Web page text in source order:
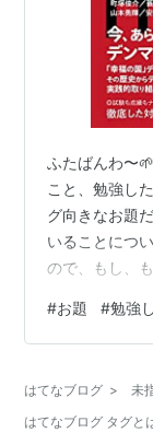
ふたばんわ〜
こと、勉強し
グ向きなお題
いることにつ
ので、もし、
す。 英語 音楽
英語 国語は好
たりするんで
要に迫られて
#お題 #勉強
はてなブログ > 未
はてなブログ タグと